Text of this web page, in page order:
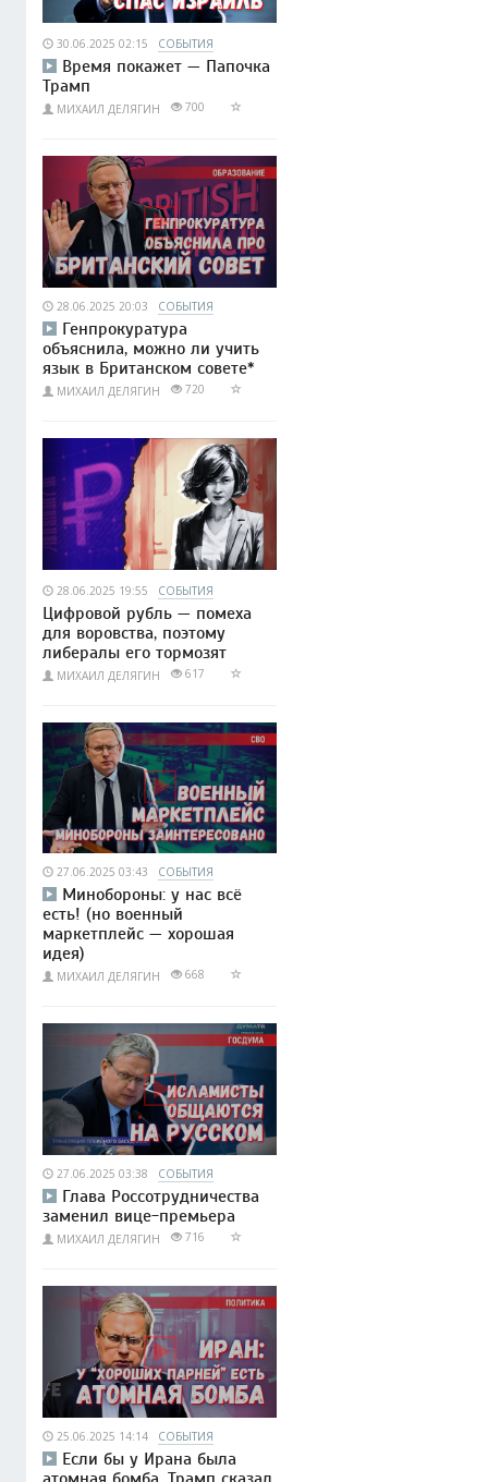
30.06.2025 02:15 СОБЫТИЯ
Время покажет — Папочка
Трамп
МИХАИЛ ДЕЛЯГИН 700
28.06.2025 20:03 СОБЫТИЯ
Генпрокуратура
объяснила, можно ли учить
язык в Британском совете*
МИХАИЛ ДЕЛЯГИН 720
28.06.2025 19:55 СОБЫТИЯ
Цифровой рубль — помеха
для воровства, поэтому
либералы его тормозят
МИХАИЛ ДЕЛЯГИН 617
27.06.2025 03:43 СОБЫТИЯ
Минобороны: у нас всё
есть! (но военный
маркетплейс — хорошая
идея)
МИХАИЛ ДЕЛЯГИН 668
27.06.2025 03:38 СОБЫТИЯ
Глава Россотрудничества
заменил вице-премьера
МИХАИЛ ДЕЛЯГИН 716
25.06.2025 14:14 СОБЫТИЯ
Если бы у Ирана была